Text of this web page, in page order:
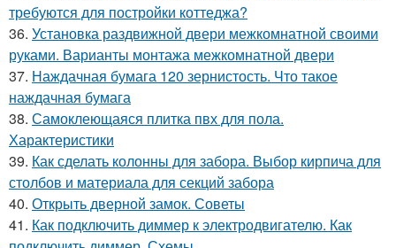
требуются для постройки коттеджа?
36. Установка раздвижной двери межкомнатной своими
руками. Варианты монтажа межкомнатной двери
37. Наждачная бумага 120 зернистость. Что такое
наждачная бумага
38. Самоклеющаяся плитка пвх для пола.
Характеристики
39. Как сделать колонны для забора. Выбор кирпича для
столбов и материала для секций забора
40. Открыть дверной замок. Советы
41. Как подключить диммер к электродвигателю. Как